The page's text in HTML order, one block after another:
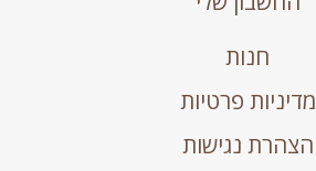
חנות
מדיניות פרטיות
הצהרת נגישות